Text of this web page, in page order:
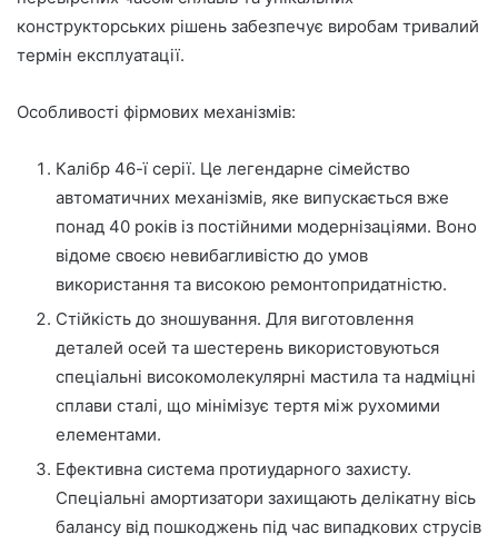
конструкторських рішень забезпечує виробам тривалий
термін експлуатації.
Особливості фірмових механізмів:
Калібр 46-ї серії. Це легендарне сімейство
автоматичних механізмів, яке випускається вже
понад 40 років із постійними модернізаціями. Воно
відоме своєю невибагливістю до умов
використання та високою ремонтопридатністю.
Стійкість до зношування. Для виготовлення
деталей осей та шестерень використовуються
спеціальні високомолекулярні мастила та надміцні
сплави сталі, що мінімізує тертя між рухомими
елементами.
Ефективна система протиударного захисту.
Спеціальні амортизатори захищають делікатну вісь
балансу від пошкоджень під час випадкових струсів